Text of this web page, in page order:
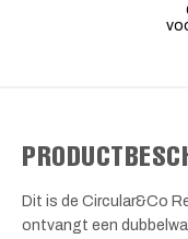
Dit is de Circular&Co
ontvangt een